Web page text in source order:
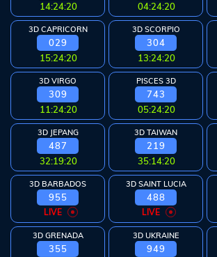
Arcade
Deposit
History
Referral
Promosi
Hubungi
Kami
Download
14:24:20
04:24:20
3D CAPRICORN
029
15:24:20
3D SCORPIO
304
13:24:20
3D VIRGO
309
11:24:20
PISCES 3D
743
05:24:20
3D JEPANG
487
32:19:20
3D TAIWAN
219
35:14:20
3D BARBADOS
955
LIVE
3D SAINT LUCIA
488
LIVE
3D GRENADA
355
3D UKRAINE
949